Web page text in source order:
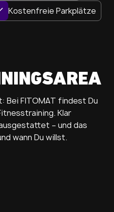
Kostenfreie Parkplätze
Bei FITOMAT findest Du
Klar
– und das
wann Du willst.